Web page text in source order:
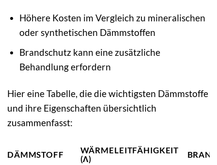
Höhere Kosten im Vergleich zu mineralischen
oder synthetischen Dämmstoffen
Brandschutz kann eine zusätzliche
Behandlung erfordern
Hier eine Tabelle, die die wichtigsten Dämmstoffe
und ihre Eigenschaften übersichtlich
zusammenfasst:
DÄMMSTOFF
WÄRMELEITFÄHIGKEIT
(Λ)